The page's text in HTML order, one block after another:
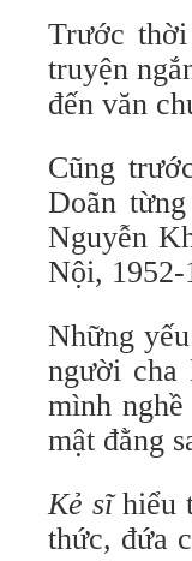
Trước
truyện
đến văn
Cũng
Doãn
Nguyễn
Nội,
Những
người cha
mình
mật đằng
Kẻ sĩhiểu
thức, đứa